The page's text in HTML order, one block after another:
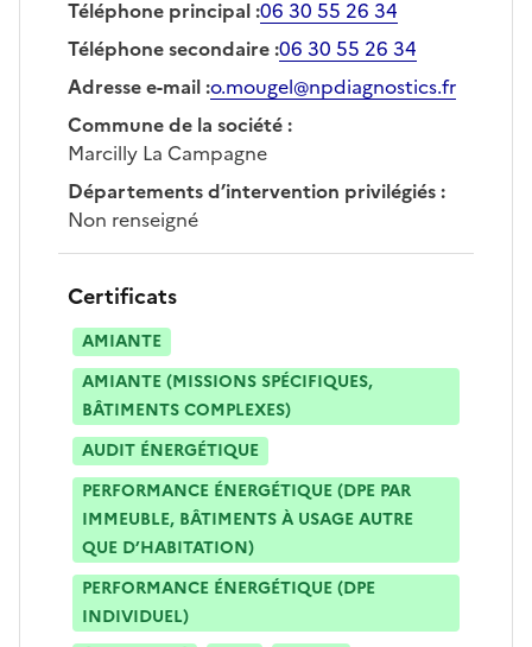
Téléphone principal:06 30 55 26 34
Téléphone secondaire:06 30 55 26 34
Adresse e-mail:o.mougel@npdiagnostics.fr
Commune de la société:
Marcilly La Campagne
Départements d’intervention privilégiés:
Non renseigné
Certificats
AMIANTE
AMIANTE (MISSIONS SPÉCIFIQUES,
BÂTIMENTS COMPLEXES)
AUDIT ÉNERGÉTIQUE
PERFORMANCE ÉNERGÉTIQUE (DPE PAR
IMMEUBLE, BÂTIMENTS À USAGE AUTRE
QUE D’HABITATION)
PERFORMANCE ÉNERGÉTIQUE (DPE
INDIVIDUEL)